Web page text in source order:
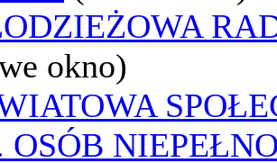
okno)
OSÓB